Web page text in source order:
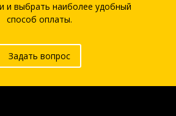
и выбрать наиболее удобный
способ оплаты.
Задать вопрос